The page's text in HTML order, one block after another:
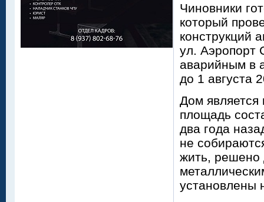
Чиновники
который
конструкций
ул. Аэропорт
аварийным в
до 1 августа
Дом
площадь
два года
не
жить, решено
установлены